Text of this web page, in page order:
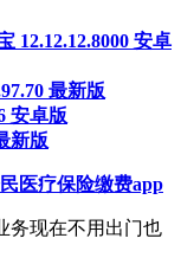
12.12.12.8000 安卓
最新版
安卓版
新版
医疗保险缴费app
务现在不用出门也